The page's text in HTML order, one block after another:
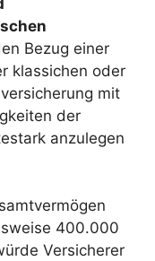
Bezug einer
klassichen oder
mit
der
anzulegen
400.000
Versicherer